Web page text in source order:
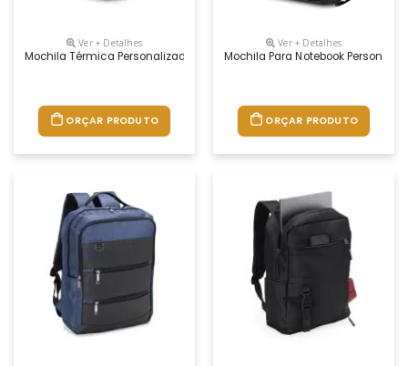
Ver + Detalhes
Mochila Térmica Personalizada
ORÇAR PRODUTO
Ver + Detalhes
Mochila Para Notebook
ORÇAR PRODUTO